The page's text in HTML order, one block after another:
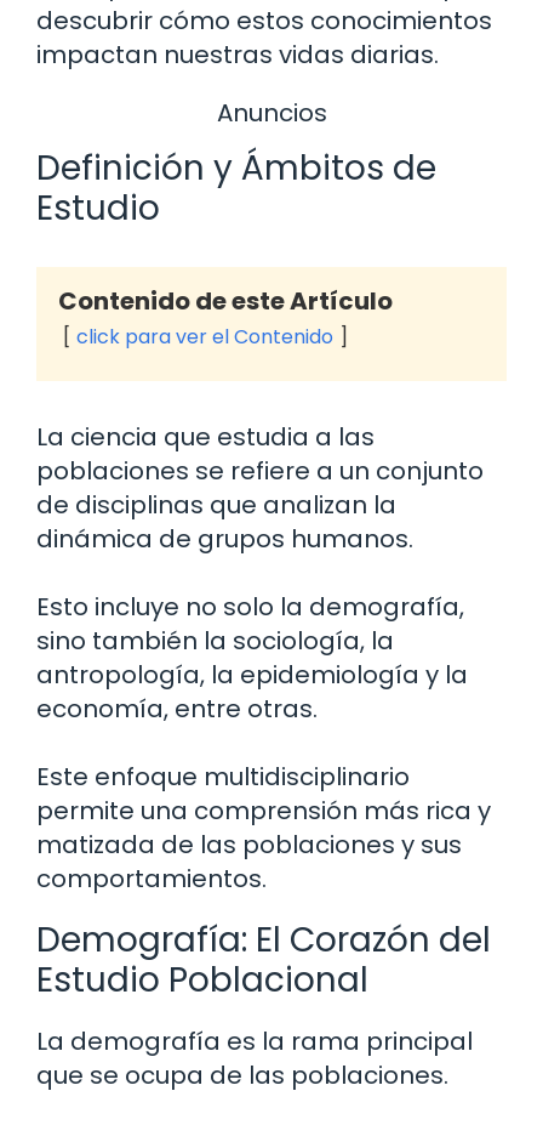
descubrir cómo estos conocimientos
impactan nuestras vidas diarias.
Anuncios
Definición y Ámbitos de
Estudio
Contenido de este Artículo
click para ver el Contenido
La ciencia que estudia a las
poblaciones se refiere a un conjunto
de disciplinas que analizan la
dinámica de grupos humanos.
Esto incluye no solo la demografía,
sino también la sociología, la
antropología, la epidemiología y la
economía, entre otras.
Este enfoque multidisciplinario
permite una comprensión más rica y
matizada de las poblaciones y sus
comportamientos.
Demografía: El Corazón del
Estudio Poblacional
La demografía es la rama principal
que se ocupa de las poblaciones.